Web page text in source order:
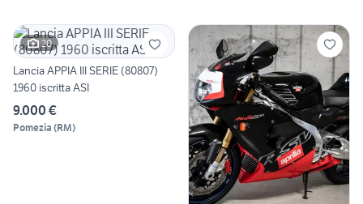
20
Lancia APPIA III SERIE (80807)
1960 iscritta ASI
9.000 €
Pomezia (RM)